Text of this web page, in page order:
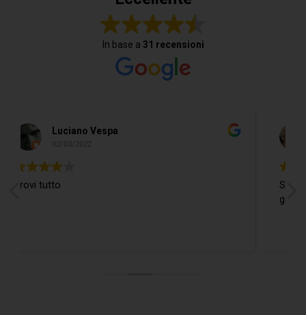
In base a 31 recensioni
Do Donidó
Si trova ogni cosa ed in più il